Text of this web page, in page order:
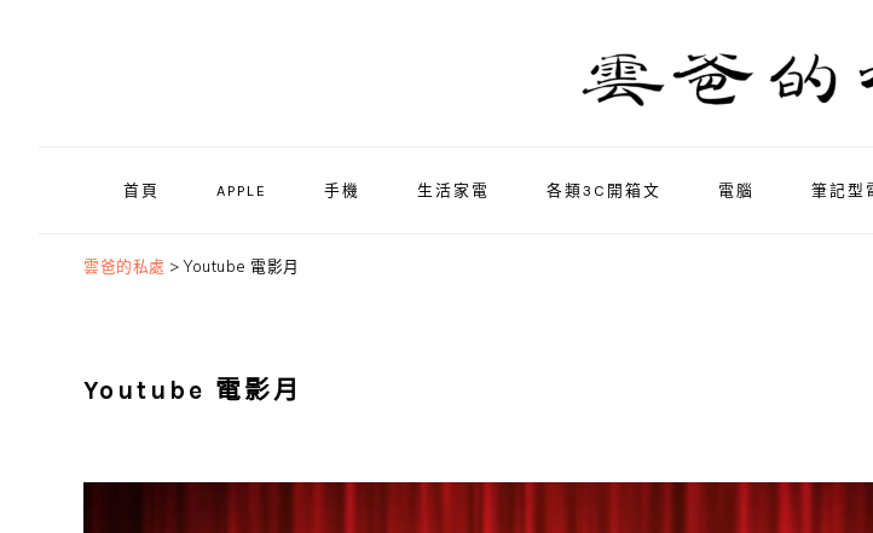
首頁 APPLE 手機 生活家電 各類3C開箱文 電腦 筆記型
雲爸的私處 >Youtube 電影月
Youtube 電影月